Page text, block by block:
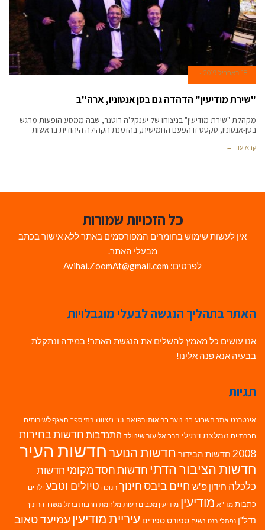
18 באפריל 2019
"שירת מודיעין" הדהדה גם בסן אנטוניו, ארה"ב
מקהלת "שירת מודיעין" בניצוחו של יענקל'ה רוטנר, שבה ממסע הופעות מרגש
בסן-אנטוניו, טקסס זו הפעם החמישית, בהזמנת הקהילה היהודית בראשות
קרא עוד ←
כל הזכויות שמורות
אין לעשות שימוש בחומרים המפורסמים באתר ללא אישור בכתב
מבעלי האתר.
לפרטים: Avihai.ZoomAt@gmail.com
האתר בתהליך הנגשה לבעלי מוגבלויות
אנו עושים כל מאמץ להשלים את הנגשת האתר! במידה ונתקלת
בבעיה אנא פנה אלינו!
תגיות
אינטרנט אתר השבוע בני נוער בריאות ורפואה בר מצווה בתי ספר האגף לשירותים
חברתיים המלצת דתילי הרב אליעזר שינוולד התנדבות חדשות בחירות
2008 חדשות הבידור חדשות הנוערחדשות העיר
חדשות הציבור הדתי חדשות חסד מקומי חדשות
כלכלה חידון פ"ש חיים ביבסחינוך חנוכה טיולים וטבע ילדים
כתבות מד"א מודיעין מודיעין מכבים רעות מלחמת חרבות ברזל משרד החינוך
נדל"ן נפתלי בנט נשים ספורט ספרים עיריית מודיעין עמיעד טאוב